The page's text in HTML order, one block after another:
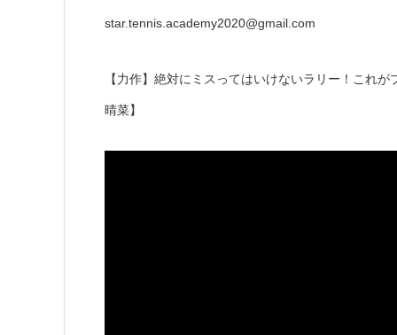
star.tennis.academy2020@gmail.com
【力作】絶対にミスってはいけないラリー！これ
晴菜】